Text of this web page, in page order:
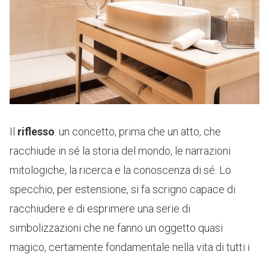
Il riflesso: un concetto, prima che un atto, che
racchiude in sé la storia del mondo, le narrazioni
mitologiche, la ricerca e la conoscenza di sé. Lo
specchio, per estensione, si fa scrigno capace di
racchiudere e di esprimere una serie di
simbolizzazioni che ne fanno un oggetto quasi
magico, certamente fondamentale nella vita di tutti i